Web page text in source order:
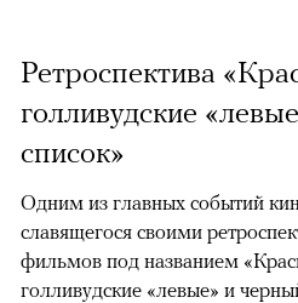
Ретроспектива
голливудские
список»
Одним из главных событий
славящегося своими
фильмов под названием
голливудские «левые» и